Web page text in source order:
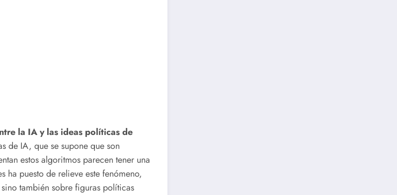
la IA y las ideas políticas de
de IA, que se supone que son
estos algoritmos parecen tener una
puesto de relieve este fenómeno,
también sobre figuras políticas